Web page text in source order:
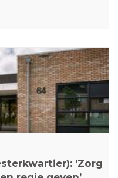
‘Zorg